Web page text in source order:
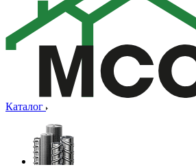
Каталог